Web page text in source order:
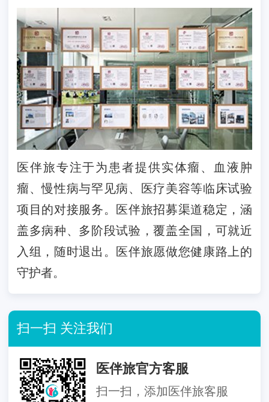
医伴旅专注于为患者提供实体瘤、血液肿
瘤、慢性病与罕见病、医疗美容等临床试验
项目的对接服务。医伴旅招募渠道稳定，涵
盖多病种、多阶段试验，覆盖全国，可就近
入组，随时退出。医伴旅愿做您健康路上的
守护者。
扫一扫 关注我们
医伴旅官方客服
扫一扫，添加医伴旅客服